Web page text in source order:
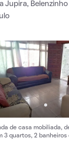
Jupira, Belenzinho
de casa mobiliada,
3 quartos, 2 banheiros